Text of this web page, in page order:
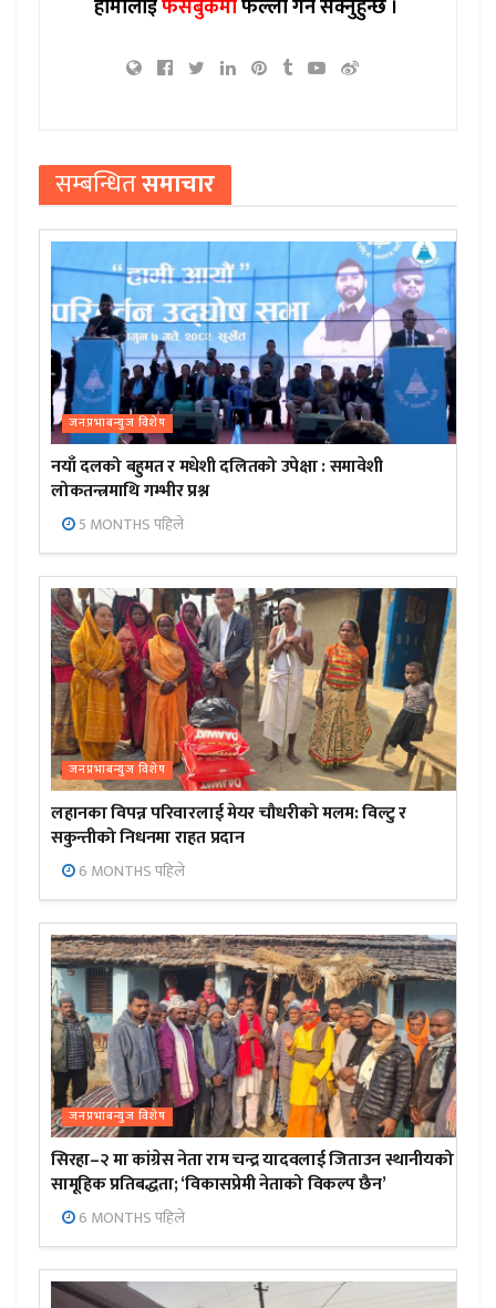
हामीलाईफेसबुकमाफल्लो गर्न सक्नुहुन्छ ।
सम्बन्धितसमाचार
जनप्रभाबन्युज विशेष
नयाँ दलको बहुमत र मधेशी दलितको उपेक्षा : समावेशी
लोकतन्त्रमाथि गम्भीर प्रश्न
5 MONTHS पहिले
जनप्रभाबन्युज विशेष
लहानका विपन्न परिवारलाई मेयर चौधरीको मलम: विल्टु र
सकुन्तीको निधनमा राहत प्रदान
6 MONTHS पहिले
जनप्रभाबन्युज विशेष
सिरहा–२ मा कांग्रेस नेता राम चन्द्र यादवलाई जिताउन स्थानीयको
सामूहिक प्रतिबद्धता; ‘विकासप्रेमी नेताको विकल्प छैन’
6 MONTHS पहिले